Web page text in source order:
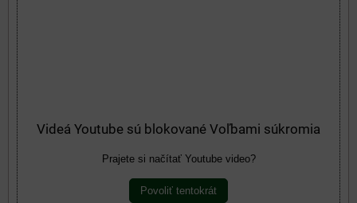
Videá Youtube sú blokované Voľbami súkromia
Prajete si načítať Youtube video?
Povoliť tentokrát